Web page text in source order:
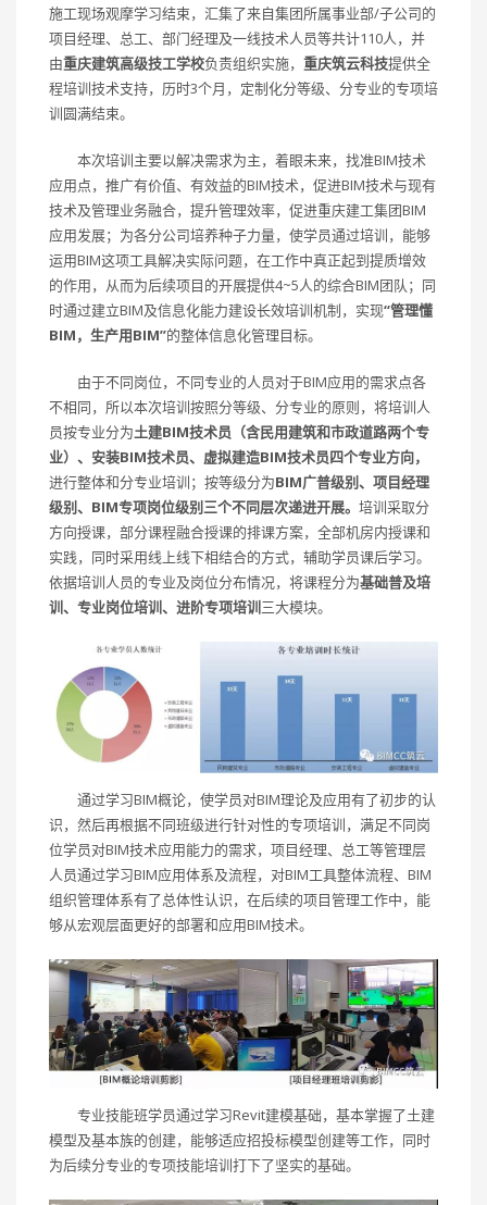
施工现场观摩学习结束，汇集了来自集团所属事业部/子公司的
项目经理、总工、部门经理及一线技术人员等共计110人，并
由重庆建筑高级技工学校负责组织实施， 重庆筑云科技提供全
程培训技术支持，历时3个月，定制化分等级、分专业的专项培
训圆满结束。
本次培训主要以解决需求为主，着眼未来，找准BIM技术
应用点，推广有价值、有效益的BIM技术，促进BIM技术与现有
技术及管理业务融合，提升管理效率，促进重庆建工集团BIM
应用发展；为各分公司培养种子力量，使学员通过培训，能够
运用BIM这项工具解决实际问题，在工作中真正起到提质增效
的作用，从而为后续项目的开展提供4~5人的综合BIM团队；同
时通过建立BIM及信息化能力建设长效培训机制，实现“管理懂
BIM，生产用BIM”的整体信息化管理目标。
由于不同岗位，不同专业的人员对于BIM应用的需求点各
不相同，所以本次培训按照分等级、分专业的原则，将培训人
员按专业分为土建BIM技术员（含民用建筑和市政道路两个专
业）、安装BIM技术员、虚拟建造BIM技术员四个专业方向，
进行整体和分专业培训；按等级分为BIM广普级别、项目经理
级别、BIM专项岗位级别三个不同层次递进开展。 培训采取分
方向授课，部分课程融合授课的排课方案，全部机房内授课和
实践，同时采用线上线下相结合的方式，辅助学员课后学习。
依据培训人员的专业及岗位分布情况，将课程分为基础普及培
训、专业岗位培训、进阶专项培训 三大模块。
通过学习BIM概论，使学员对BIM理论及应用有了初步的认
识，然后再根据不同班级进行针对性的专项培训，满足不同岗
位学员对BIM技术应用能力的需求，项目经理、总工等管理层
人员通过学习BIM应用体系及流程，对BIM工具整体流程、BIM
组织管理体系有了总体性认识，在后续的项目管理工作中，能
够从宏观层面更好的部署和应用BIM技术。
专业技能班学员通过学习Revit建模基础，基本掌握了土建
模型及基本族的创建，能够适应招投标模型创建等工作，同时
为后续分专业的专项技能培训打下了坚实的基础。